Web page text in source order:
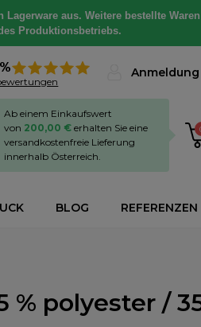
aus. Weitere bestellte
Produktionsbetriebs.
Anmeldung
Ab einem Einkaufswert
von 200,00 € erhalten Sie eine
versandkostenfreie Lieferung
innerhalb Österreich.
BLOG REFERENZEN
polyester /